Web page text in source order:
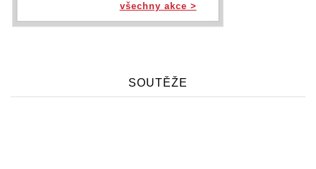
všechny akce >
SOUTĚŽE